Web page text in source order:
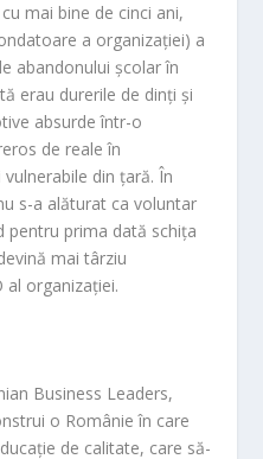
mai bine de cinci ani,
a organizației) a
abandonului școlar în
erau durerile de dinți și
absurde într-o
de reale în
din țară. În
s-a alăturat ca voluntar
pentru prima dată schița
mai târziu
al organizației.
Business Leaders,
o Românie în care
de calitate, care să-